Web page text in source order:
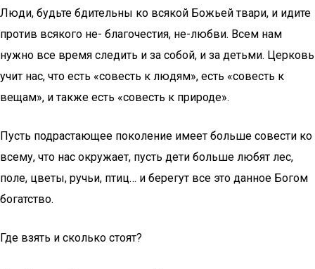
Люди, будьте бдительны ко всякой Божьей твари, и идите
против всякого не- благочестия, не-любви. Всем нам
нужно все время следить и за собой, и за детьми. Церковь
учит нас, что есть «совесть к людям», есть «совесть к
вещам», и также есть «совесть к природе».
Пусть подрастающее поколение имеет больше совести ко
всему, что нас окружает, пусть дети больше любят лес,
поле, цветы, ручьи, птиц… и берегут все это данное Богом
богатство.
Где взять и сколько стоят?